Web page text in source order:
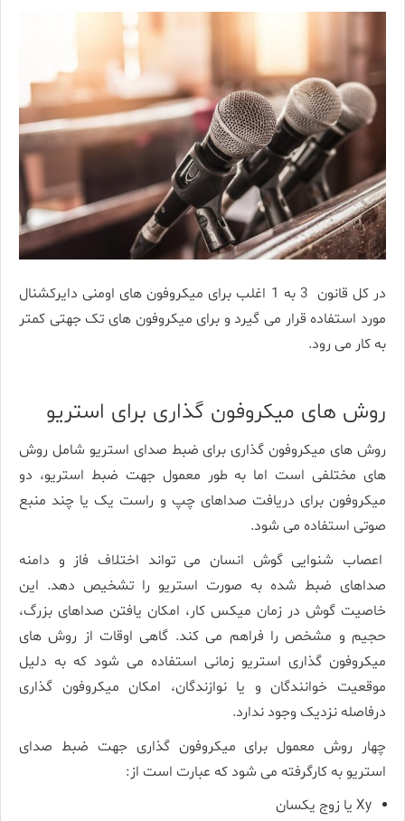
در کل قانون 3 به 1 اغلب برای میکروفون های اومنی دایرکشنال
مورد استفاده قرار می گیرد و برای میکروفون های تک جهتی کمتر
به کار می رود.
روش های میکروفون گذاری برای استریو
روش های میکروفون گذاری برای ضبط صدای استریو شامل روش
های مختلفی است اما به طور معمول جهت ضبط استریو، دو
میکروفون برای دریافت صداهای چپ و راست یک یا چند منبع
صوتی استفاده می شود.
اعصاب شنوایی گوش انسان می تواند اختلاف فاز و دامنه
صداهای ضبط شده به صورت استریو را تشخیص دهد. این
خاصیت گوش در زمان میکس کار، امکان یافتن صداهای بزرگ،
حجیم و مشخص را فراهم می کند. گاهی اوقات از روش های
میکروفون گذاری استریو زمانی استفاده می شود که به دلیل
موقعیت خوانندگان و یا نوازندگان، امکان میکروفون گذاری
درفاصله نزدیک وجود ندارد.
چهار روش معمول برای میکروفون گذاری جهت ضبط صدای
استریو به کارگرفته می شود که عبارت است از:
Xy یا زوج یکسان